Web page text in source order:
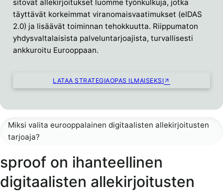
sitovat allekirjoitukset luomme työnkulkuja, jotka
täyttävät korkeimmat viranomaisvaatimukset (eIDAS
2.0) ja lisäävät toiminnan tehokkuutta. Riippumaton
yhdysvaltalaisista palveluntarjoajista, turvallisesti
ankkuroitu Eurooppaan.
LATAA STRATEGIAOPAS ILMAISEKSI
sproof on ihanteellinen
digitaalisten allekirjoitusten
Miksi valita eurooppalainen digitaalisten allekirjoitusten
tarjoaja?